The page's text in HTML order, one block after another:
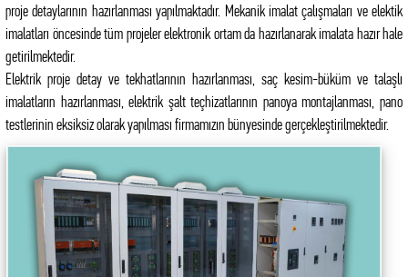
proje detaylarının hazırlanması yapılmaktadır. Mekanik imalat çalışmaları ve elektik
imalatları öncesinde tüm projeler elektronik ortam da hazırlanarak imalata hazır hale
getirilmektedir.
Elektrik proje detay ve tekhatlarının hazırlanması, saç kesim-büküm ve talaşlı
imalatların hazırlanması, elektrik şalt teçhizatlarının panoya montajlanması, pano
testlerinin eksiksiz olarak yapılması firmamızın bünyesinde gerçekleştirilmektedir.